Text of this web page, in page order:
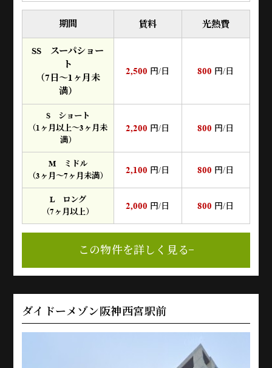
期間 賃料 光熱費
SS スーパショー
ト
（7日～1ヶ月未
満）
2,500 円/日 800 円/日
S ショート
（1ヶ月以上～3ヶ月未
満）
2,200 円/日 800 円/日
M ミドル
（3ヶ月～7ヶ月未満）
2,100 円/日 800 円/日
L ロング
（7ヶ月以上）
2,000 円/日 800 円/日
この物件を詳しく見る
ダイドーメゾン阪神西宮駅前